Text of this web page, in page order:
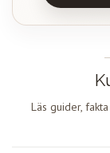
Läs guider,